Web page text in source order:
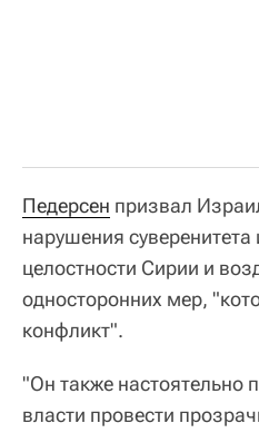
Педерсен призвал
нарушения суверенитета
целостности Сирии и
односторонних мер,
конфликт".
"Он также настоятельно
власти провести